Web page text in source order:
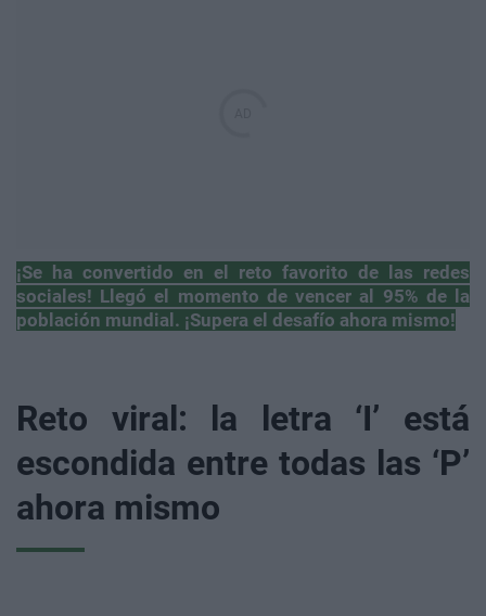
¡Se ha convertido en el reto favorito de las redes
sociales! Llegó el momento de vencer al 95% de la
población mundial. ¡Supera el desafío ahora mismo!
Reto viral: la letra ‘I’ está
escondida entre todas las ‘P’
ahora mismo